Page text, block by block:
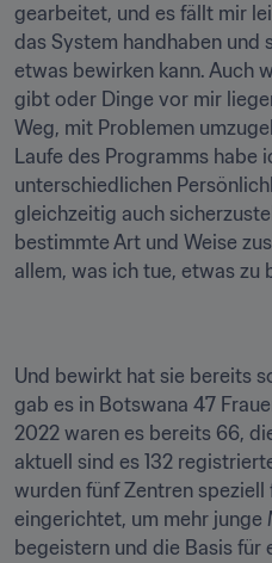
gearbeitet, und es fällt mir
das System handhaben und
etwas bewirken kann. Auch
gibt oder Dinge vor mir
Weg, mit Problemen
Laufe des Programms habe
unterschiedlichen
gleichzeitig auch
bestimmte Art und Weise
allem, was ich tue, etwas zu
Und bewirkt hat sie bereits
gab es in Botswana 47
2022 waren es bereits 66,
aktuell sind es 132
wurden fünf Zentren
eingerichtet, um mehr junge
begeistern und die Basis für